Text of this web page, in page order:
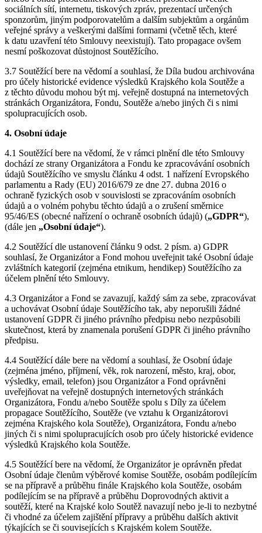
sociálních sítí, internetu, tiskových zpráv, prezentací určených
sponzorům, jiným podporovatelům a dalším subjektům a orgánům
veřejné správy a veškerými dalšími formami (včetně těch, které
k datu uzavření této Smlouvy neexistují). Tato propagace ovšem
nesmí poškozovat důstojnost Soutěžícího.
3.7 Soutěžící bere na vědomí a souhlasí, že Díla budou archivována
pro účely historické evidence výsledků Krajského kola Soutěže a
z těchto důvodu mohou být mj. veřejně dostupná na internetových
stránkách Organizátora, Fondu, Soutěže a/nebo jiných či s nimi
spolupracujících osob.
4. Osobní údaje
4.1 Soutěžící bere na vědomí, že v rámci plnění dle této Smlouvy
dochází ze strany Organizátora a Fondu ke zpracovávání osobních
údajů Soutěžícího ve smyslu článku 4 odst. 1 nařízení Evropského
parlamentu a Rady (EU) 2016/679 ze dne 27. dubna 2016 o
ochraně fyzických osob v souvislosti se zpracováním osobních
údajů a o volném pohybu těchto údajů a o zrušení směrnice
95/46/ES (obecné nařízení o ochraně osobních údajů) („GDPR“),
(dále jen „Osobní údaje“).
4.2 Soutěžící dle ustanovení článku 9 odst. 2 písm. a) GDPR
souhlasí, že Organizátor a Fond mohou uveřejnit také Osobní údaje
zvláštních kategorií (zejména etnikum, hendikep) Soutěžícího za
účelem plnění této Smlouvy.
4.3 Organizátor a Fond se zavazují, každý sám za sebe, zpracovávat
a uchovávat Osobní údaje Soutěžícího tak, aby neporušili žádné
ustanovení GDPR či jiného právního předpisu nebo nezpůsobili
skutečnost, která by znamenala porušení GDPR či jiného právního
předpisu.
4.4 Soutěžící dále bere na vědomí a souhlasí, že Osobní údaje
(zejména jméno, příjmení, věk, rok narození, město, kraj, obor,
výsledky, email, telefon) jsou Organizátor a Fond oprávněni
uveřejňovat na veřejně dostupných internetových stránkách
Organizátora, Fondu a/nebo Soutěže spolu s Díly za účelem
propagace Soutěžícího, Soutěže (ve vztahu k Organizátorovi
zejména Krajského kola Soutěže), Organizátora, Fondu a/nebo
jiných či s nimi spolupracujících osob pro účely historické evidence
výsledků Krajského kola Soutěže.
4.5 Soutěžící bere na vědomí, že Organizátor je oprávněn předat
Osobní údaje členům výběrové komise Soutěže, osobám podílejícím
se na přípravě a průběhu finále Krajského kola Soutěže, osobám
podílejícím se na přípravě a průběhu Doprovodných aktivit a
soutěží, které na Krajské kolo Soutěž navazují nebo je-li to nezbytné
či vhodné za účelem zajištění přípravy a průběhu dalších aktivit
týkajících se či souvisejících s Krajském kolem Soutěže.